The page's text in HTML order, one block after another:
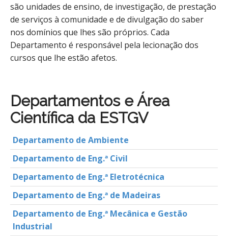
são unidades de ensino, de investigação, de prestação
de serviços à comunidade e de divulgação do saber
nos domínios que lhes são próprios. Cada
Departamento é responsável pela lecionação dos
cursos que lhe estão afetos.
Departamentos e Área
Científica da ESTGV
Departamento de Ambiente
Departamento de Eng.ª Civil
Departamento de Eng.ª Eletrotécnica
Departamento de Eng.ª de Madeiras
Departamento de Eng.ª Mecânica e Gestão
Industrial